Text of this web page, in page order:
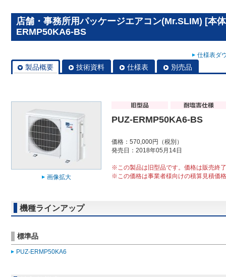
店舗・事務所用パッケージエアコン(Mr.SLIM) [本
ERMP50KA6-BS
仕様表ダ
製品概要 技術資料 仕様表 別売品
画像拡大
PUZ-ERMP50KA6-BS
価格：570,000円（税別）
発売日：2018年05月14日
※この製品は旧型品です。価格は販売終
※この価格は事業者様向けの積算見積価
機種ラインアップ
標準品
PUZ-ERMP50KA6